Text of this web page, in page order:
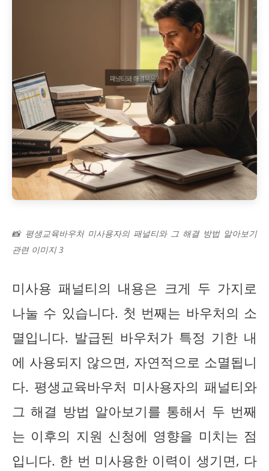
📸 평생교육바우처 미사용자의 패널티와 그 해결 방법 알아보기
관련 이미지 3
미사용 패널티의 내용은 크게 두 가지로
나눌 수 있습니다. 첫 번째는 바우처의 소
멸입니다. 발급된 바우처가 특정 기한 내
에 사용되지 않으면, 자연적으로 소멸됩니
다. 평생교육바우처 미사용자의 패널티와
그 해결 방법 알아보기를 통해서 두 번째
는 이후의 지원 신청에 영향을 미치는 점
입니다. 한 번 미사용한 이력이 생기면, 다